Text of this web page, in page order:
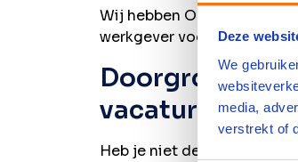
Deze
We
media,
verstrekt of
Wij hebben Operator C
werkgever voor VAPRO
Doorgroeien
vacature
Heb je niet de juiste